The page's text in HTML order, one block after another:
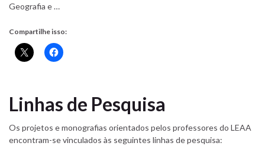
Geografia e …
Compartilhe isso:
Linhas de Pesquisa
Os projetos e monografias orientados pelos professores do LEAA
encontram-se vinculados às seguintes linhas de pesquisa: